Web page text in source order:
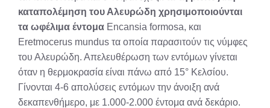
καταπολέμηση του Αλευρώδη χρησιμοποιούνται
τα ωφέλιμα έντομα Encansia formosa, και
Eretmocerus mundus τα οποία παρασιτούν τις νύμφες
του Αλευρώδη. Απελευθέρωση των εντόμων γίνεται
όταν η θερμοκρασία είναι πάνω από 15° Κελσίου.
Γίνονται 4-6 απολύσεις εντόμων την άνοιξη ανά
δεκαπενθήμερο, με 1.000-2.000 έντομα ανά δεκάριο.